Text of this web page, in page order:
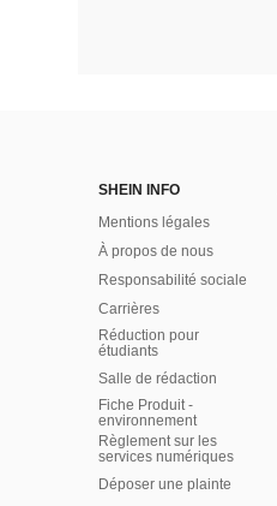
SHEIN INFO
Mentions légales
À propos de nous
Responsabilité sociale
Carrières
Réduction pour
étudiants
Salle de rédaction
Fiche Produit -
environnement
Règlement sur les
services numériques
Déposer une plainte